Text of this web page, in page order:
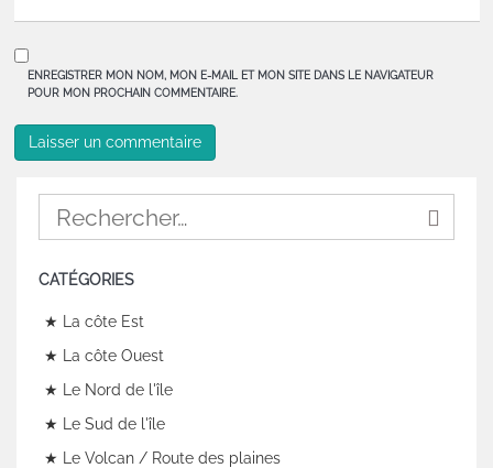
ENREGISTRER MON NOM, MON E-MAIL ET MON SITE DANS LE NAVIGATEUR
POUR MON PROCHAIN COMMENTAIRE.
CATÉGORIES
★ La côte Est
★ La côte Ouest
★ Le Nord de l'île
★ Le Sud de l'île
★ Le Volcan / Route des plaines